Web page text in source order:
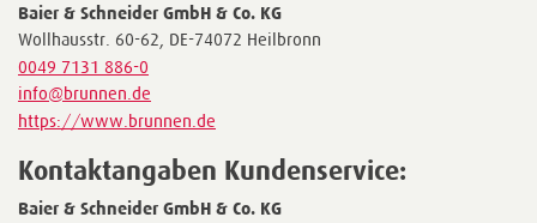
Baier & Schneider GmbH & Co. KG
Wollhausstr. 60-62, DE-74072 Heilbronn
0049 7131 886-0
info@brunnen.de
https://www.brunnen.de
Kontaktangaben Kundenservice:
Baier & Schneider GmbH & Co. KG